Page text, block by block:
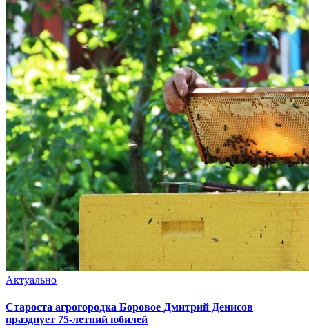
Актуально
Староста агрогородка Боровое Дмитрий Денисов
празднует 75-летний юбилей